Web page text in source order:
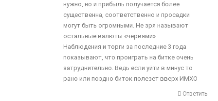
нужно, но и прибыль получается более
существенна, соответственно и просадки
могут быть огромными. Не зря называют
остальные валюты «червями»
Наблюдения и торги за последние 3 года
показывают, что проиграть на битке очень
затруднительно. Ведь если уйти в минус то
рано или поздно биток полезет вверх ИМХО
Ответить